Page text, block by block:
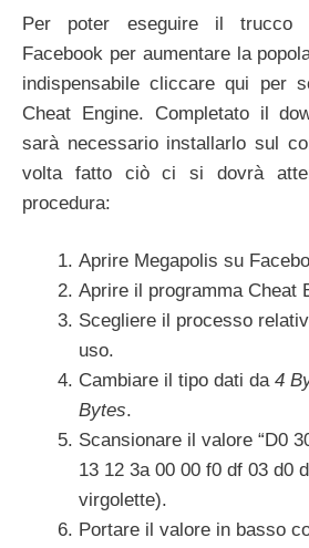
Per poter eseguire il trucco
Facebook per aumentare la
indispensabile cliccare qui per
Cheat Engine. Completato il
sarà necessario installarlo sul
volta fatto ciò ci si dovrà
procedura:
Aprire Megapolis su
Aprire il programma Cheat
Scegliere il processo
uso.
Cambiare il tipo dati da 4
Bytes.
Scansionare il valore “D0
13 12 3a 00 00 f0 df 03 d0
virgolette).
Portare il valore in basso